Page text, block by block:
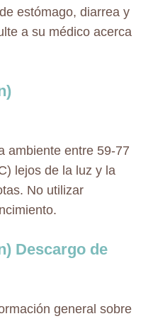
estómago, diarrea y
a su médico acerca
ambiente entre 59-77
lejos de la luz y la
No utilizar
Descargo de
general sobre